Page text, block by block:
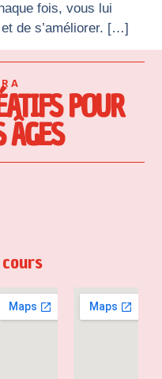
fois, vous lui
de s’améliorer. […]
POUR
ÂGES